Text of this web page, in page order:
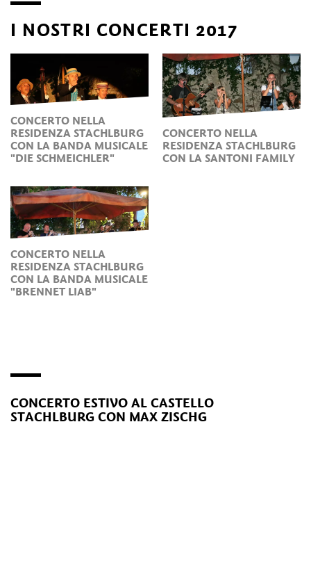
I NOSTRI CONCERTI 2017
CONCERTO NELLA
RESIDENZA STACHLBURG
CON LA BANDA MUSICALE
"DIE SCHMEICHLER"
CONCERTO NELLA
RESIDENZA STACHLBURG
CON LA SANTONI FAMILY
CONCERTO NELLA
RESIDENZA STACHLBURG
CON LA BANDA MUSICALE
"BRENNET LIAB"
CONCERTO ESTIVO AL CASTELLO
STACHLBURG CON MAX ZISCHG